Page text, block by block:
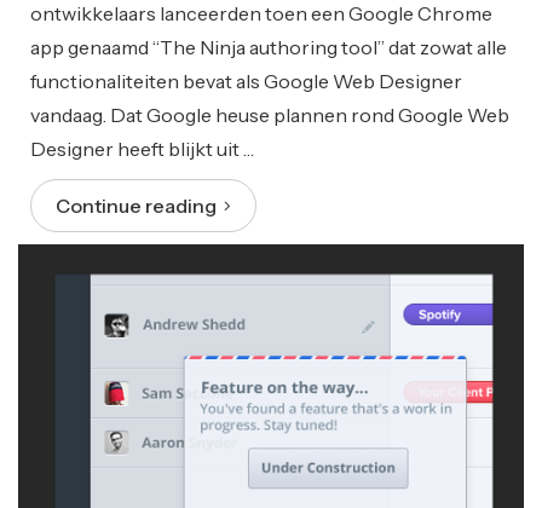
ontwikkelaars lanceerden toen een Google Chrome
app genaamd “The Ninja authoring tool” dat zowat alle
functionaliteiten bevat als Google Web Designer
vandaag. Dat Google heuse plannen rond Google Web
Designer heeft blijkt uit …
Continue reading